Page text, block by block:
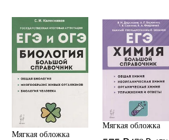
Мягкая обложка
Мягкая обложка